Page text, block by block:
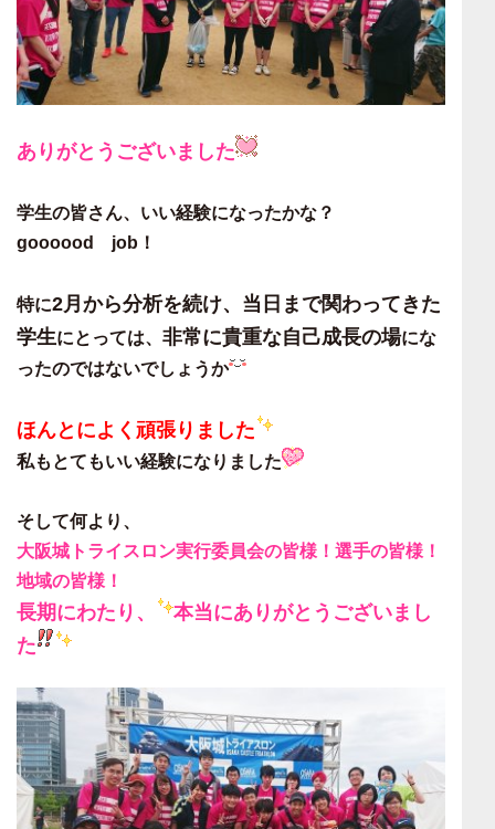
ありがとうございました
学生の皆さん、いい経験になったかな？
goooood job！
特に2月から分析を続け、当日まで関わってきた
学生にとっては、 非常に貴重な自己成長の場にな
ったのではないでしょうか
ほんとによく頑張りました
私もとてもいい経験になりました
そして何より、
大阪城トライスロン実行委員会の皆様！選手の皆様！
地域の皆様！
長期にわたり、
本当にありがとうございまし
た